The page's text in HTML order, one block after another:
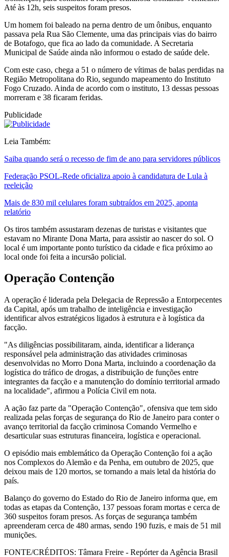
Até às 12h, seis suspeitos foram presos.
Um homem foi baleado na perna dentro de um ônibus, enquanto
passava pela Rua São Clemente, uma das principais vias do bairro
de Botafogo, que fica ao lado da comunidade. A Secretaria
Municipal de Saúde ainda não informou o estado de saúde dele.
Com este caso, chega a 51 o número de vítimas de balas perdidas na
Região Metropolitana do Rio, segundo mapeamento do Instituto
Fogo Cruzado. Ainda de acordo com o instituto, 13 dessas pessoas
morreram e 38 ficaram feridas.
Publicidade
Leia Também:
Saiba quando será o recesso de fim de ano para servidores públicos
Federação PSOL-Rede oficializa apoio à candidatura de Lula à
reeleição
Mais de 830 mil celulares foram subtraídos em 2025, aponta
relatório
Os tiros também assustaram dezenas de turistas e visitantes que
estavam no Mirante Dona Marta, para assistir ao nascer do sol. O
local é um importante ponto turístico da cidade e fica próximo ao
local onde foi feita a incursão policial.
Operação Contenção
A operação é liderada pela Delegacia de Repressão a Entorpecentes
da Capital, após um trabalho de inteligência e investigação
identificar alvos estratégicos ligados à estrutura e à logística da
facção.
"As diligências possibilitaram, ainda, identificar a liderança
responsável pela administração das atividades criminosas
desenvolvidas no Morro Dona Marta, incluindo a coordenação da
logística do tráfico de drogas, a distribuição de funções entre
integrantes da facção e a manutenção do domínio territorial armado
na localidade", afirmou a Polícia Civil em nota.
A ação faz parte da "Operação Contenção", ofensiva que tem sido
realizada pelas forças de segurança do Rio de Janeiro para conter o
avanço territorial da facção criminosa Comando Vermelho e
desarticular suas estruturas financeira, logística e operacional.
O episódio mais emblemático da Operação Contenção foi a ação
nos Complexos do Alemão e da Penha, em outubro de 2025, que
deixou mais de 120 mortos, se tornando a mais letal da história do
país.
Balanço do governo do Estado do Rio de Janeiro informa que, em
todas as etapas da Contenção, 137 pessoas foram mortas e cerca de
360 suspeitos foram presos. As forças de segurança também
apreenderam cerca de 480 armas, sendo 190 fuzis, e mais de 51 mil
munições.
FONTE/CRÉDITOS: Tâmara Freire - Repórter da Agência Brasil